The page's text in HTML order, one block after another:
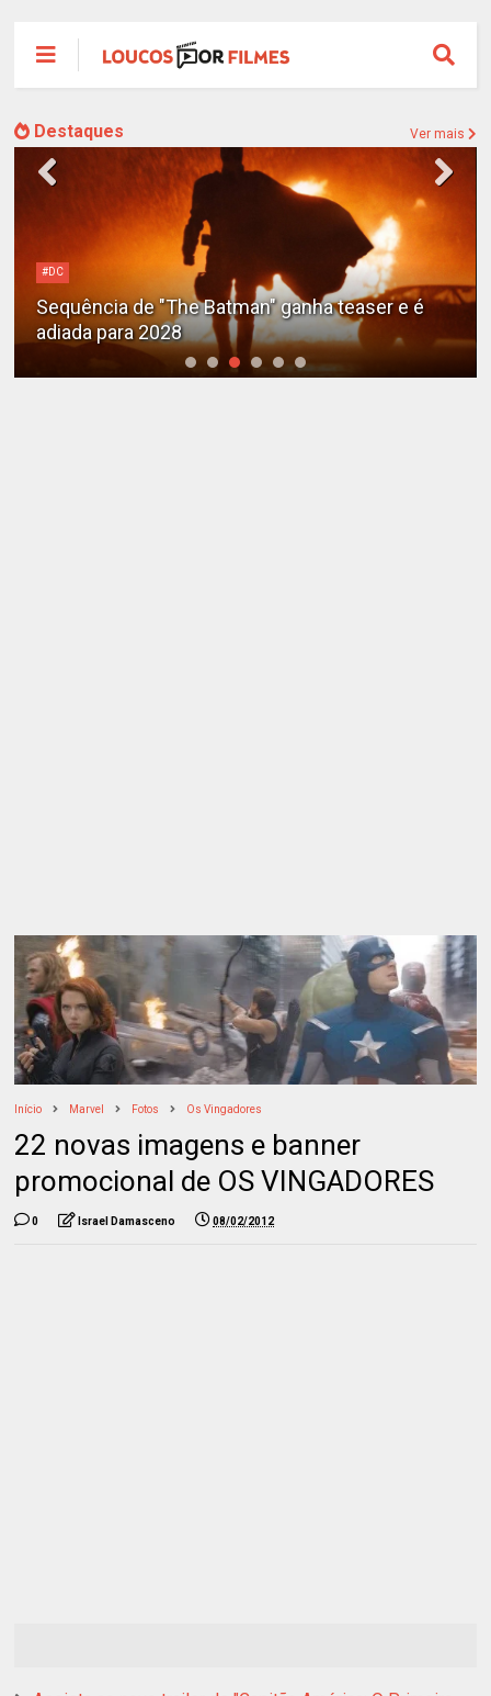
Destaques Ver mais
#DC
Sequência de "The Batman" ganha teaser e é
adiada para 2028
Início Marvel Fotos Os Vingadores
22 novas imagens e banner
promocional de OS VINGADORES
0 Israel Damasceno 08/02/2012